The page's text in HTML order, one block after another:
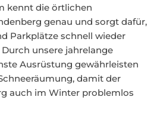
kennt die örtlichen
genau und sorgt dafür,
Parkplätze schnell wieder
unsere jahrelange
Ausrüstung gewährleisten
damit der
auch im Winter problemlos